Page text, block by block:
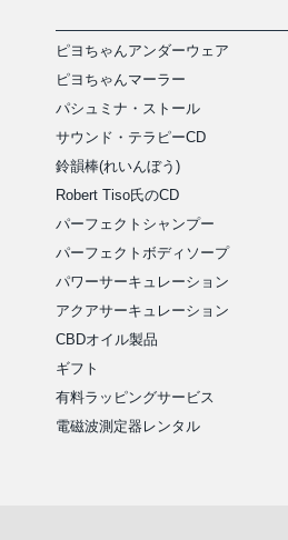
ピヨちゃんアンダーウェア
ピヨちゃんマーラー
パシュミナ・ストール
サウンド・テラピーCD
鈴韻棒(れいんぼう)
Robert Tiso氏のCD
パーフェクトシャンプー
パーフェクトボディソープ
パワーサーキュレーション
アクアサーキュレーション
CBDオイル製品
ギフト
有料ラッピングサービス
電磁波測定器レンタル